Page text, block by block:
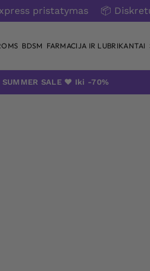
pristatymas 📦
BDSM FARMACIJA IR LUBRIKANTAI
SUMMER SALE ❤️ Iki -70%